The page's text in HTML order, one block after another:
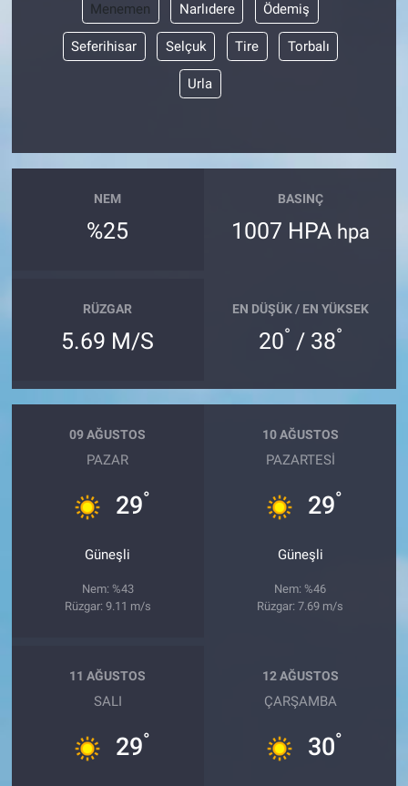
Menemen Narlıdere Ödemiş
Seferihisar Selçuk Tire Torbalı
Urla
NEM
%25
BASINÇ
1007 HPA hpa
RÜZGAR
5.69 M/S
EN DÜŞÜK / EN YÜKSEK
20° / 38°
09 AĞUSTOS
PAZAR
29°
Güneşli
Nem: %43
Rüzgar: 9.11 m/s
10 AĞUSTOS
PAZARTESI
29°
Güneşli
Nem: %46
Rüzgar: 7.69 m/s
11 AĞUSTOS
SALI
29°
12 AĞUSTOS
ÇARŞAMBA
30°